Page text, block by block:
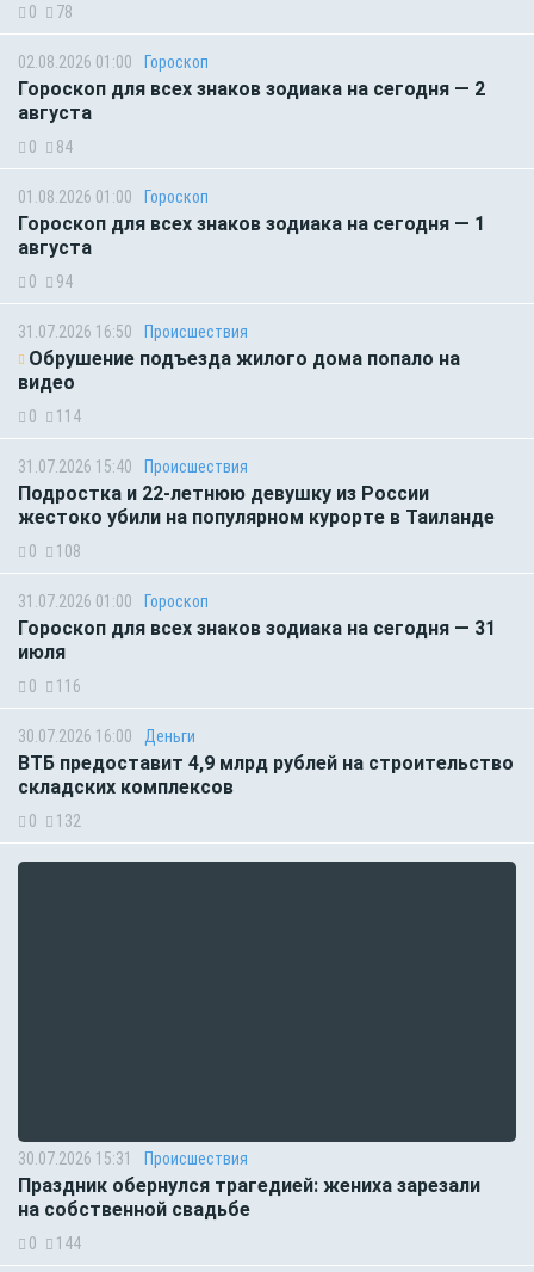
0 78
02.08.2026 01:00 Гороскоп
Гороскоп для всех знаков зодиака на сегодня — 2
августа
0 84
01.08.2026 01:00 Гороскоп
Гороскоп для всех знаков зодиака на сегодня — 1
августа
0 94
31.07.2026 16:50 Происшествия
Обрушение подъезда жилого дома попало на
видео
0 114
31.07.2026 15:40 Происшествия
Подростка и 22-летнюю девушку из России
жестоко убили на популярном курорте в Таиланде
0 108
31.07.2026 01:00 Гороскоп
Гороскоп для всех знаков зодиака на сегодня — 31
июля
0 116
30.07.2026 16:00 Деньги
ВТБ предоставит 4,9 млрд рублей на строительство
складских комплексов
0 132
30.07.2026 15:31 Происшествия
Праздник обернулся трагедией: жениха зарезали
на собственной свадьбе
0 144